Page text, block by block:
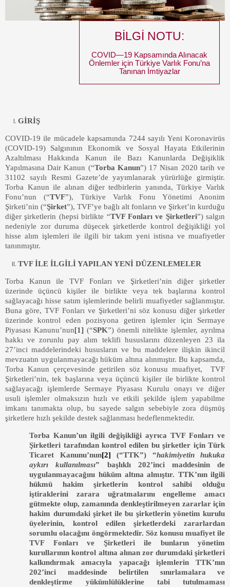
BİLGİ NOTU:
COVID—19 Kapsamında Alınacak
Önlemler için Türkiye Varlık Fonu’na
Tanınan İmtiyazlar
GİRİŞ
COVID-19 ile mücadele kapsamında 7244 sayılı Yeni Koronavirüs
(COVID-19) Salgınının Ekonomik ve Sosyal Hayata Etkilerinin
Azaltılması Hakkında Kanun ile Bazı Kanunlarda Değişiklik
Yapılmasına Dair Kanun (“Torba Kanun”) 17 Nisan 2020 tarih ve
31102 sayılı Resmi Gazete’de yayımlanarak yürürlüğe girmiştir.
Torba Kanun ile alınan diğer tedbirlerin yanında, Türkiye Varlık
Fonu’nun (“TVF”), Türkiye Varlık Fonu Yönetimi Anonim
Şirketi’nin (“Şirket”), TVF’ye bağlı alt fonların ve Şirket’in kurduğu
diğer şirketlerin (hepsi birlikte “TVF Fonları ve Şirketleri”) salgın
nedeniyle zor duruma düşecek şirketlerde kontrol değişikliği yol
hisse alım işlemleri ile ilgili bir takım yeni istisna ve muafiyetler
tanınmıştır.
TVF İLE İLGİLİ YAPILAN YENİ DÜZENLEMELER
Torba Kanun ile TVF Fonları ve Şirketleri’nin diğer şirketler
üzerinde üçüncü kişiler ile birlikte veya tek başlarına kontrol
sağlayacağı hisse satım işlemlerinde belirli muafiyetler sağlanmıştır.
Buna göre, TVF Fonları ve Şirketleri’ni söz konusu diğer şirketler
üzerinde kontrol eden pozisyona getiren işlemler için Sermaye
Piyasası Kanunu’nun[1] (“SPK”) önemli nitelikte işlemler, ayrılma
hakkı ve zorunlu pay alım teklifi hususlarını düzenleyen 23 ila
27’inci maddelerindeki hususların ve bu maddelere ilişkin ikincil
mevzuatın uygulanmayacağı hüküm altına alınmıştır. Bu kapsamda,
Torba Kanun çerçevesinde getirilen söz konusu muafiyet, TVF
Şirketleri’nin, tek başlarına veya üçüncü kişiler ile birlikte kontrol
sağlayacağı işlemlerde Sermaye Piyasası Kurulu onayı ve diğer
usuli işlemler olmaksızın hızlı ve etkili şekilde işlem yapabilme
imkanı tanımakta olup, bu sayede salgın sebebiyle zora düşmüş
şirketlere hızlı şekilde destek sağlanması hedeflenmektedir.
Torba Kanun’un ilgili değişikliği ayrıca TVF Fonları ve
Şirketleri tarafından kontrol edilen bu şirketler için Türk
Ticaret Kanunu’nun[2] (“TTK”) “hakimiyetin hukuka
aykırı kullanılması” başlıklı 202’inci maddesinin de
uygulanmayacağını hüküm altına almıştır. TTK’nın ilgili
hükmü hakim şirketlerin kontrol sahibi olduğu
iştiraklerini zarara uğratmalarını engelleme amacı
gütmekte olup, zamanında denkleştirilmeyen zararlar için
hakim durumdaki şirket ile bu şirketlerin yönetim kurulu
üyelerinin, kontrol edilen şirketlerdeki zararlardan
sorumlu olacağını öngörmektedir. Söz konusu muafiyet ile
TVF Fonları ve Şirketleri ile bunların yönetim
kurullarının kontrol altına alınan zor durumdaki şirketleri
kalkındırmak amacıyla yapacağı işlemlerin TTK’nın
202’inci maddesinde belirtilen sınırlamalara ve
denkleştirme yükümlülüklerine tabi tutulmaması